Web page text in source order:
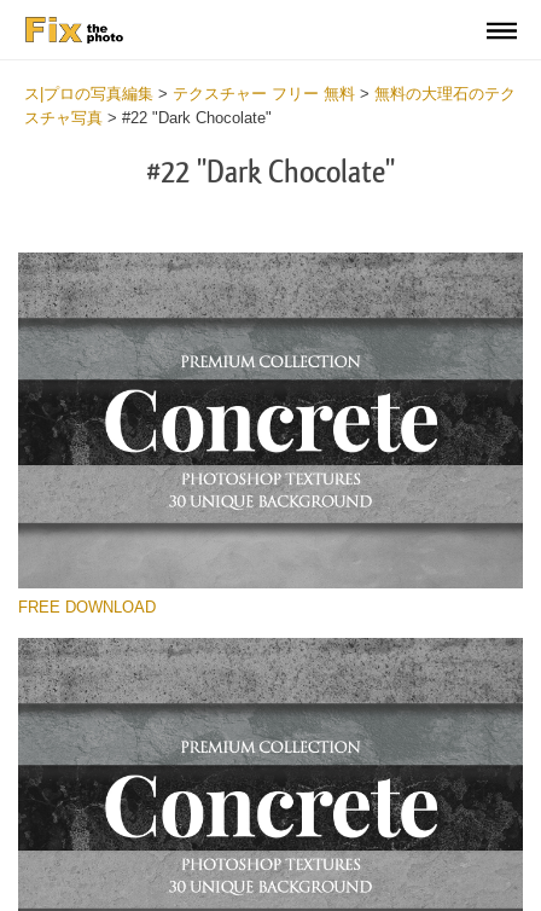
ス|プロの写真編集 > テクスチャー フリー 無料 > 無料の大理石のテク
スチャ写真 > #22 "Dark Chocolate"
#22 "Dark Chocolate"
選んでください
Small 800*533px
Concrete Textures
(30 Textures)
Large 6000*4000px
Entire Collection
(1783 Overlays)
FREE DOWNLOAD